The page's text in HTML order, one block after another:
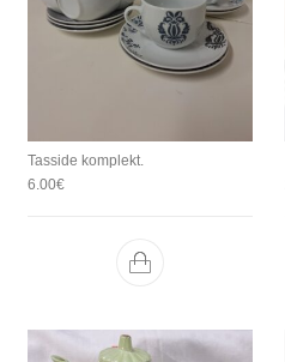
Tasside komplekt.
6.00€